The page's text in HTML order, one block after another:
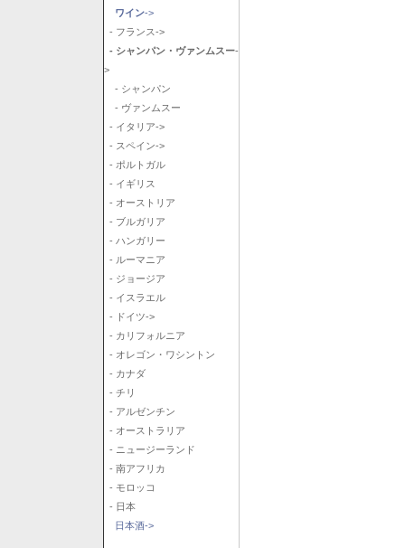
ワイン->
- フランス->
- シャンパン・ヴァンムスー-
>
- シャンパン
- ヴァンムスー
- イタリア->
- スペイン->
- ポルトガル
- イギリス
- オーストリア
- ブルガリア
- ハンガリー
- ルーマニア
- ジョージア
- イスラエル
- ドイツ->
- カリフォルニア
- オレゴン・ワシントン
- カナダ
- チリ
- アルゼンチン
- オーストラリア
- ニュージーランド
- 南アフリカ
- モロッコ
- 日本
日本酒->